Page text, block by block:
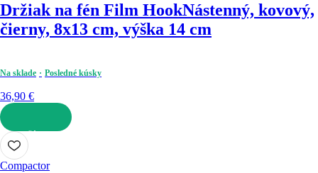
Držiak na fén Film HookNástenný, kovový,
čierny, 8x13 cm, výška 14 cm
Na sklade Posledné kúsky
36,90 €
DO KOŠÍKA
Compactor